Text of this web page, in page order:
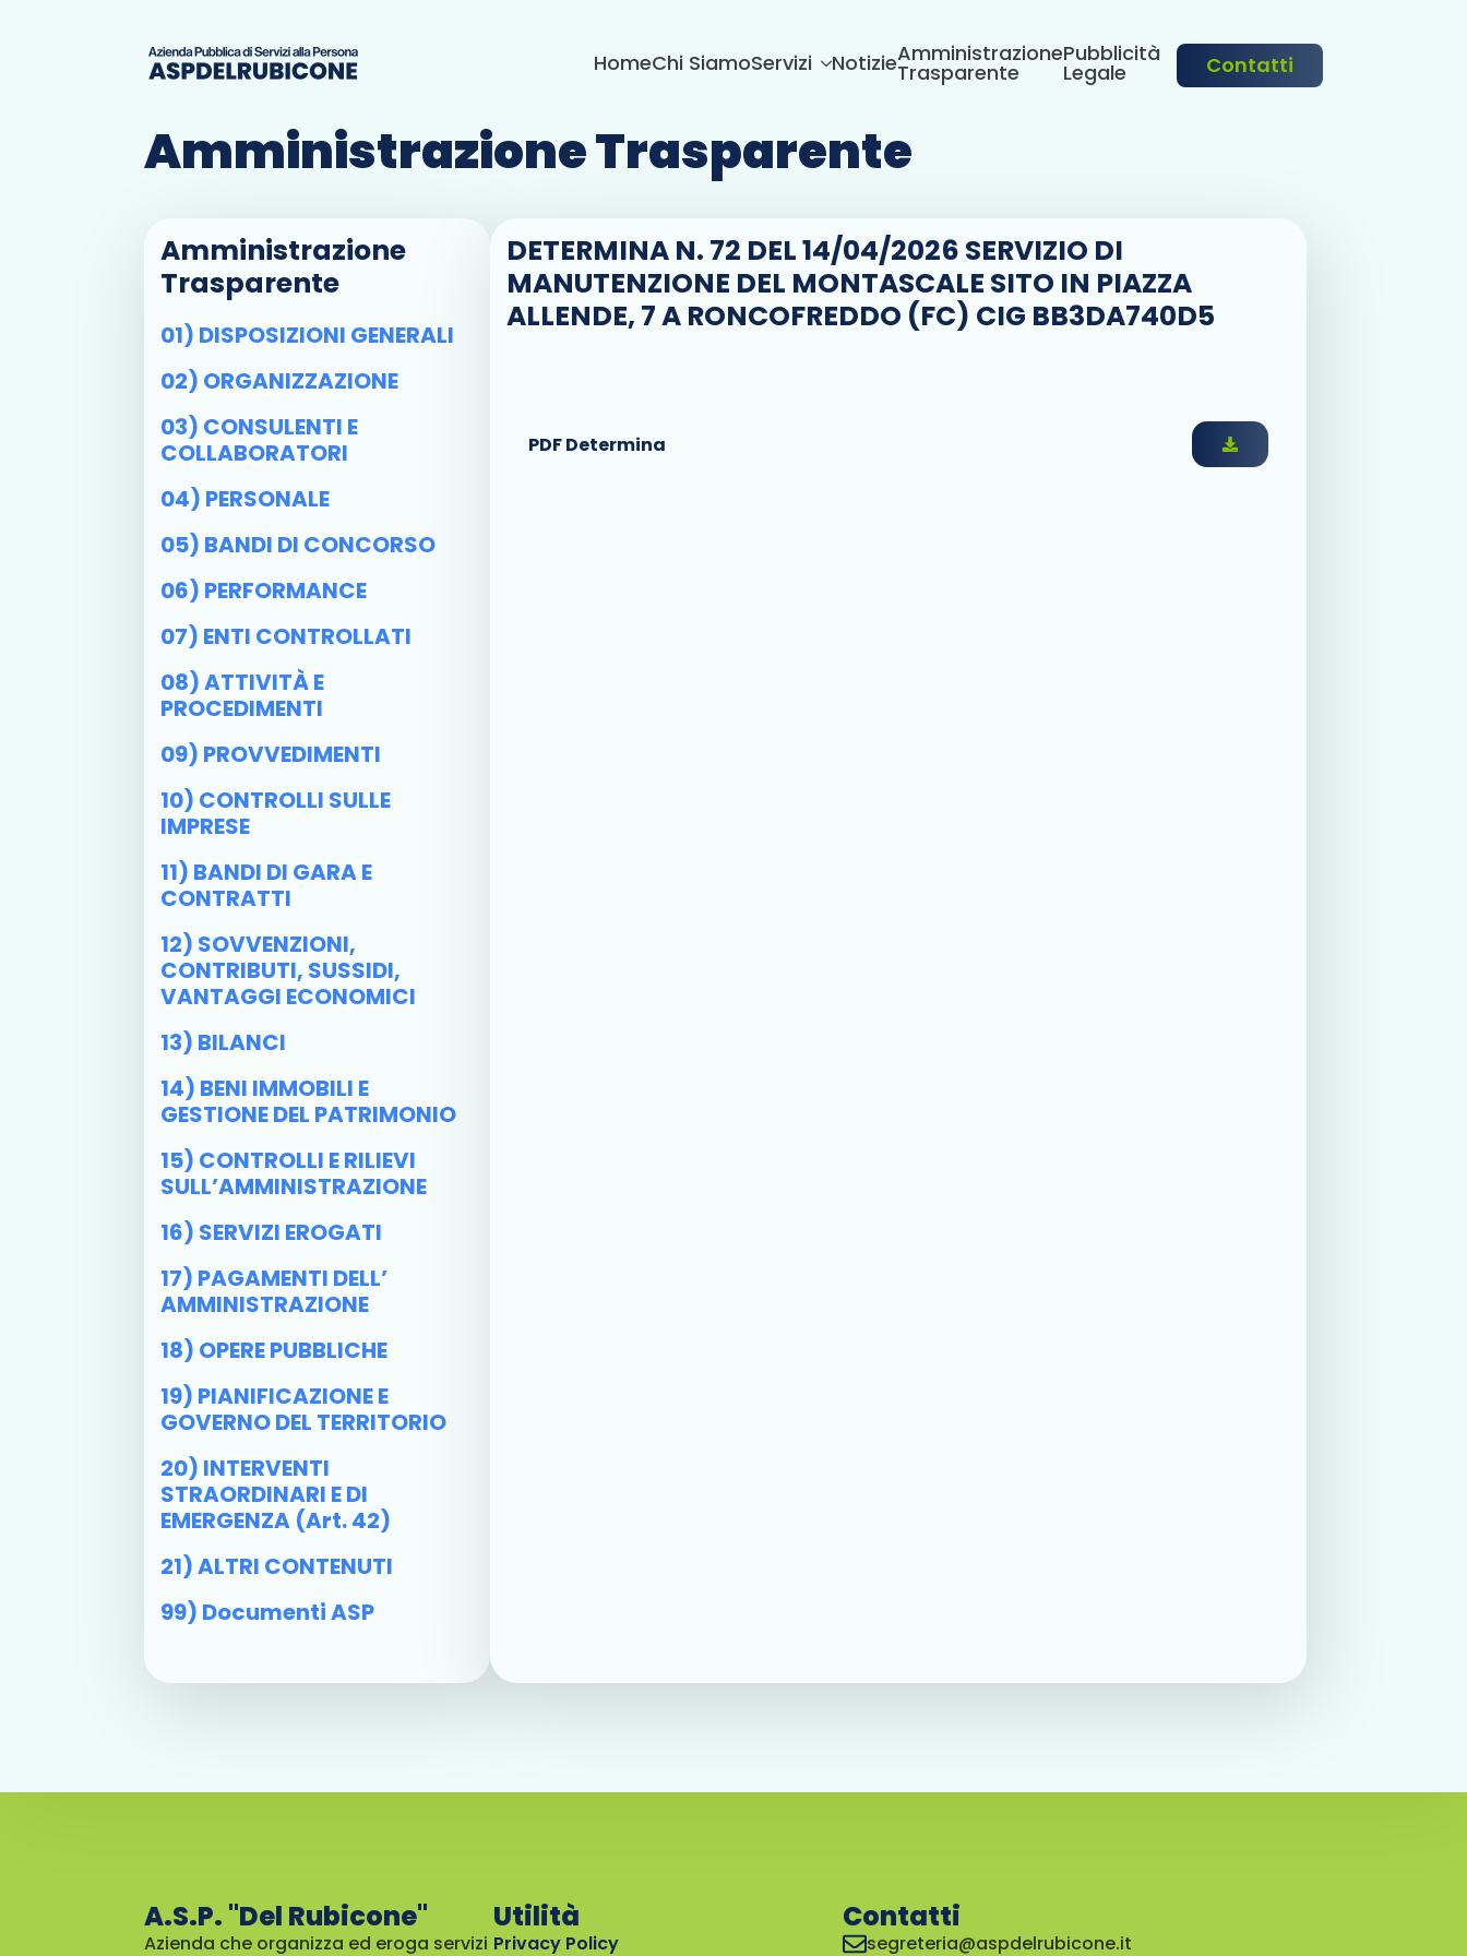
HomeChi SiamoServizi NotizieAmministrazione
Trasparente
Pubblicità
Legale Contatti
Amministrazione Trasparente
Amministrazione
Trasparente
01) DISPOSIZIONI GENERALI
02) ORGANIZZAZIONE
03) CONSULENTI E
COLLABORATORI
04) PERSONALE
05) BANDI DI CONCORSO
06) PERFORMANCE
07) ENTI CONTROLLATI
08) ATTIVITÀ E
PROCEDIMENTI
09) PROVVEDIMENTI
10) CONTROLLI SULLE
IMPRESE
11) BANDI DI GARA E
CONTRATTI
12) SOVVENZIONI,
CONTRIBUTI, SUSSIDI,
VANTAGGI ECONOMICI
13) BILANCI
14) BENI IMMOBILI E
GESTIONE DEL PATRIMONIO
15) CONTROLLI E RILIEVI
SULL’AMMINISTRAZIONE
16) SERVIZI EROGATI
17) PAGAMENTI DELL’
AMMINISTRAZIONE
18) OPERE PUBBLICHE
19) PIANIFICAZIONE E
GOVERNO DEL TERRITORIO
20) INTERVENTI
STRAORDINARI E DI
EMERGENZA (art. 42)
21) ALTRI CONTENUTI
99) Documenti ASP
DETERMINA N. 72 DEL 14/04/2026 SERVIZIO DI
MANUTENZIONE DEL MONTASCALE SITO IN PIAZZA
ALLENDE, 7 A RONCOFREDDO (FC) CIG BB3DA740D5
PDF Determina
A.S.P. "Del Rubicone"
Azienda che organizza ed eroga servizi
Utilità
Privacy Policy
Contatti
segreteria@aspdelrubicone.it